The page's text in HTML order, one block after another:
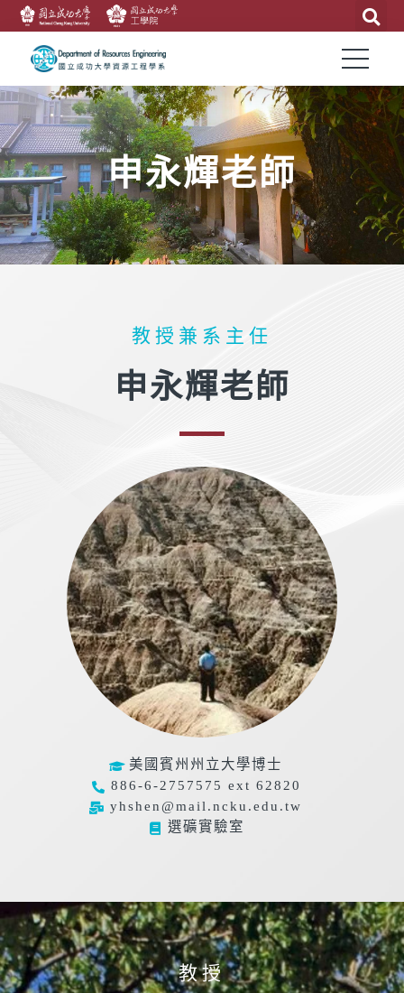
申永輝老師
教授兼系主任​
申永輝老師
美國賓州州立大學博士
886-6-2757575 ext 62820
yhshen@mail.ncku.edu.tw
選礦實驗室
教授